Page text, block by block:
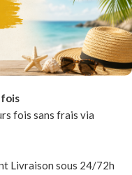
fois
fois sans frais via
Livraison sous 24/72h